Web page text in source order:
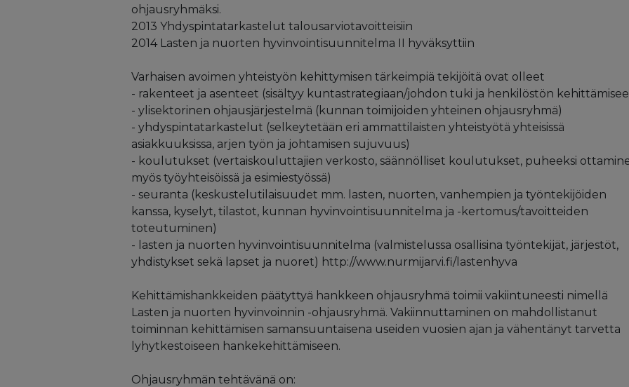
ohjausryhmäksi.
2013 Yhdyspintatarkastelut talousarviotavoitteisiin
2014 Lasten ja nuorten hyvinvointisuunnitelma II hyväksyttiin
Varhaisen avoimen yhteistyön kehittymisen tärkeimpiä tekijöitä ovat olleet
- rakenteet ja asenteet (sisältyy kuntastrategiaan/johdon tuki ja henkilöstön
- ylisektorinen ohjausjärjestelmä (kunnan toimijoiden yhteinen ohjausryhmä)
- yhdyspintatarkastelut (selkeytetään eri ammattilaisten yhteistyötä yhteisissä
asiakkuuksissa, arjen työn ja johtamisen sujuvuus)
- koulutukset (vertaiskouluttajien verkosto, säännölliset koulutukset, puheeksi
myös työyhteisöissä ja esimiestyössä)
- seuranta (keskustelutilaisuudet mm. lasten, nuorten, vanhempien ja työntekijöiden
kanssa, kyselyt, tilastot, kunnan hyvinvointisuunnitelma ja -kertomus/tavoitteiden
toteutuminen)
- lasten ja nuorten hyvinvointisuunnitelma (valmistelussa osallisina työntekijät, järjestöt,
yhdistykset sekä lapset ja nuoret) http://www.nurmijarvi.fi/lastenhyva
Kehittämishankkeiden päätyttyä hankkeen ohjausryhmä toimii vakiintuneesti nimellä
Lasten ja nuorten hyvinvoinnin -ohjausryhmä. Vakiinnuttaminen on mahdollistanut
toiminnan kehittämisen samansuuntaisena useiden vuosien ajan ja vähentänyt tarvetta
lyhytkestoiseen hankekehittämiseen.
Ohjausryhmän tehtävänä on: